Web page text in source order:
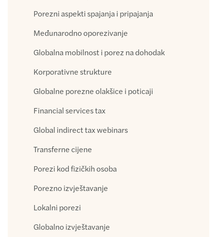
Porezni aspekti spajanja i pripajanja
Međunarodno oporezivanje
Globalna mobilnost i porez na dohodak
Korporativne strukture
Globalne porezne olakšice i poticaji
Financial services tax
Global indirect tax webinars
Transferne cijene
Porezi kod fizičkih osoba
Porezno izvještavanje
Lokalni porezi
Globalno izvještavanje